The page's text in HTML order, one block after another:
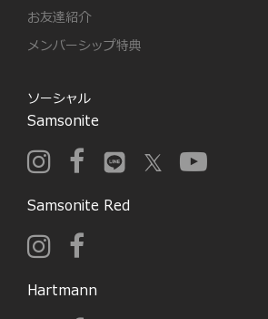
お友達紹介
メンバーシップ特典
ソーシャル
Samsonite
Samsonite Red
Hartmann